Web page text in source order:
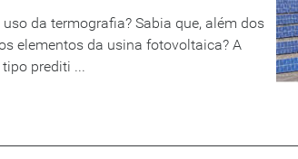
da termografia? Sabia que, além dos
elementos da usina fotovoltaica? A
prediti ...